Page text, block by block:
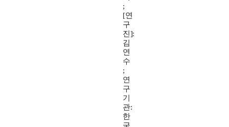
;
[연
구
진]:
김
연
수
;
연
구
기
관:
한